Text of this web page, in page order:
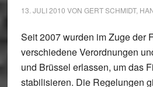
13. JULI 2010 VON GERT SCHMIDT,
Seit 2007 wurden im Zuge der
verschiedene Verordnungen
und Brüssel erlassen, um das
stabilisieren. Die Regelungen